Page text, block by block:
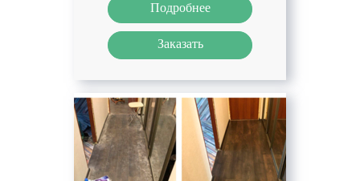
Подробнее
Заказать